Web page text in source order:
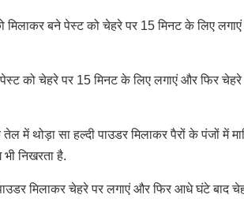
मिलाकर बने पेस्ट को चेहरे पर 15 मिनट के लिए
को चेहरे पर 15 मिनट के लिए लगाएं और फिर
तेल में थोड़ा सा हल्दी पाउडर मिलाकर पैरों के पंजों
निखरता है.
मिलाकर चेहरे पर लगाएं और फिर आधे घंटे बाद